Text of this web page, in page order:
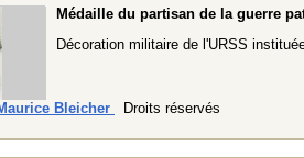
Médaille du partisan de la guerre
Décoration militaire de l'URSS
Bleicher Droits réservés